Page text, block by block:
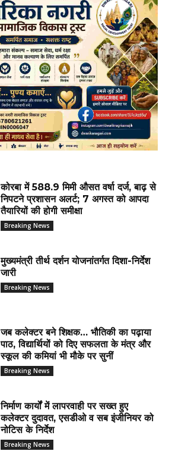
कोरबा में 588.9 मिमी औसत वर्षा दर्ज, बाढ़ से
निपटने प्रशासन अलर्ट; 7 अगस्त को आपदा
तैयारियों की होगी समीक्षा
Breaking News
मुख्यमंत्री तीर्थ दर्शन योजनांतर्गत दिशा-निर्देश
जारी
Breaking News
जब कलेक्टर बने शिक्षक… भौतिकी का पढ़ाया
पाठ, विद्यार्थियों को दिए सफलता के मंत्र और
स्कूल की कमियां भी मौके पर सुनीं
Breaking News
निर्माण कार्यों में लापरवाही पर सख्त हुए
कलेक्टर दुदावत, एसडीओ व सब इंजीनियर को
नोटिस के निर्देश
Breaking News